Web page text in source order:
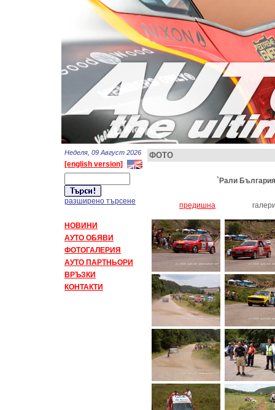
Неделя, 09 Август 2026
[english version]
разширено търсене
НОВИНИ
АУТО ОБЯВИ
ФОТОГАЛЕРИЯ
АУТО ПАРТНЬОРИ
ВРЪЗКИ
КОНТАКТИ
ФОТО
`Рали
предишна